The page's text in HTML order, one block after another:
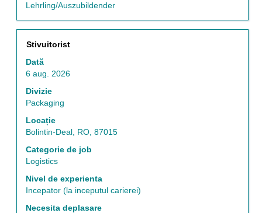
Lehrling/Auszubildender
Titlu
Stivuitorist
Dată
6 aug. 2026
Divizie
Packaging
Locație
Bolintin-Deal, RO, 87015
Categorie de job
Logistics
Nivel de experienta
Incepator (la inceputul carierei)
Necesita deplasare
Selectați
tasta
spațiu
pentru
a
întregul
conținut
al
informațiilor
post.